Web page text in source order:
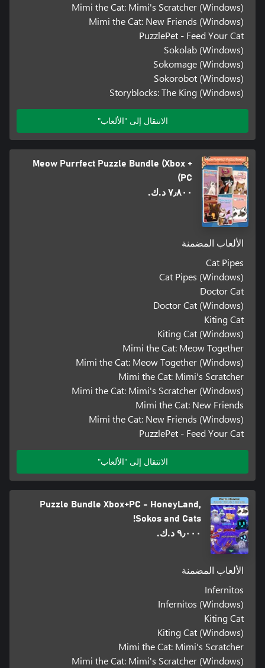
Mimi the Cat: Mimi's Scratcher (Windows)
Mimi the Cat: New Friends (Windows)
PuzzlePet - Feed Your Cat
Sokolab (Windows)
Sokomage (Windows)
Sokorobot (Windows)
Storyblocks: The King (Windows)
الانتقال إلى "الألعاب"
Meow Purrfect Puzzle Bundle (Xbox +
PC)
٧٫٨٠٠ د.ك.‏
الألعاب المضمنة
Cat Pipes
Cat Pipes (Windows)
Doctor Cat
Doctor Cat (Windows)
Kiting Cat
Kiting Cat (Windows)
Mimi the Cat: Meow Together
Mimi the Cat: Meow Together (Windows)
Mimi the Cat: Mimi's Scratcher
Mimi the Cat: Mimi's Scratcher (Windows)
Mimi the Cat: New Friends
Mimi the Cat: New Friends (Windows)
PuzzlePet - Feed Your Cat
الانتقال إلى "الألعاب"
Puzzle Bundle Xbox+PC - HoneyLand,
Sokos and Cats!
٩٫٠٠٠ د.ك.‏
الألعاب المضمنة
Infernitos
Infernitos (Windows)
Kiting Cat
Kiting Cat (Windows)
Mimi the Cat: Mimi's Scratcher
Mimi the Cat: Mimi's Scratcher (Windows)